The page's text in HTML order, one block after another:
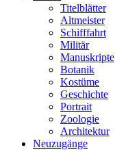
Titelblätter
Altmeister
Schifffahrt
Militär
Manuskripte
Botanik
Kostüme
Geschichte
Portrait
Zoologie
Architektur
Neuzugänge